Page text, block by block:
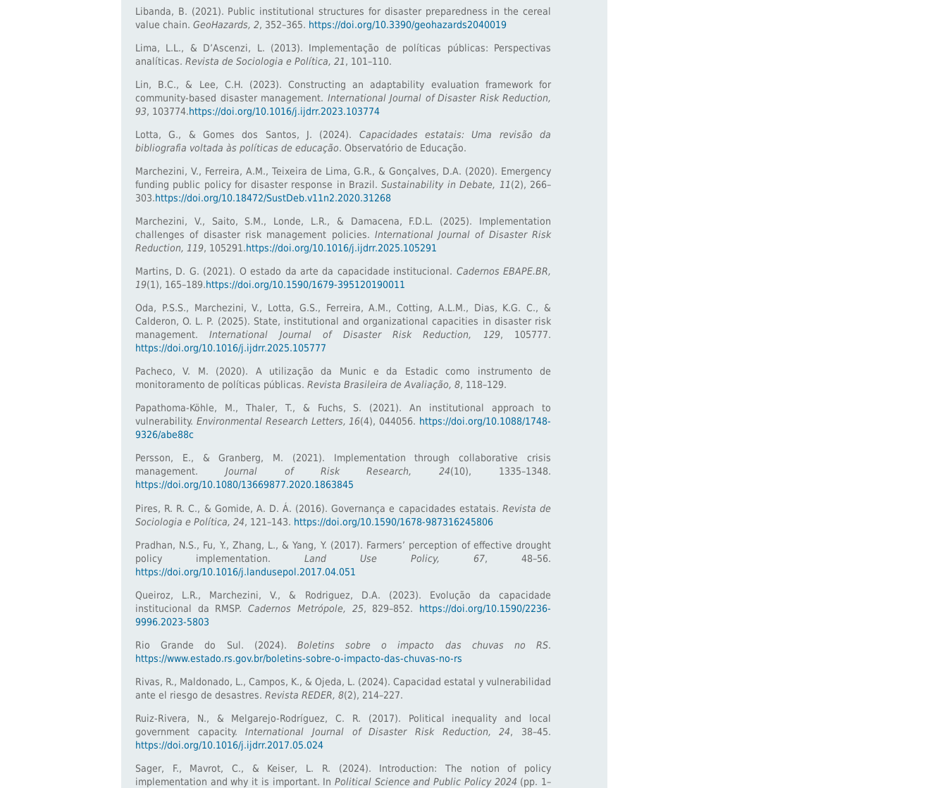
Libanda, B. (2021). Public institutional structures for disaster preparedness in the cereal
value chain. GeoHazards, 2, 352–365. https://doi.org/10.3390/geohazards2040019
Lima, L.L., & D’Ascenzi, L. (2013). Implementação de políticas públicas: Perspectivas
analíticas. Revista de Sociologia e Política, 21, 101–110.
Lin, B.C., & Lee, C.H. (2023). Constructing an adaptability evaluation framework for
community-based disaster management. International Journal of Disaster Risk Reduction,
93, 103774.https://doi.org/10.1016/j.ijdrr.2023.103774
Lotta, G., & Gomes dos Santos, J. (2024). Capacidades estatais: Uma revisão da
bibliografia voltada às políticas de educação. Observatório de Educação.
Marchezini, V., Ferreira, A.M., Teixeira de Lima, G.R., & Gonçalves, D.A. (2020). Emergency
funding public policy for disaster response in Brazil.Sustainability in Debate, 11(2), 266–
303.https://doi.org/10.18472/SustDeb.v11n2.2020.31268
Marchezini, V., Saito, S.M., Londe, L.R., & Damacena, F.D.L. (2025). Implementation
challenges of disaster risk management policies. International Journal of Disaster Risk
Reduction, 119, 105291.https://doi.org/10.1016/j.ijdrr.2025.105291
Martins, D. G. (2021). O estado da arte da capacidade institucional. Cadernos EBAPE.BR,
19(1), 165–189.https://doi.org/10.1590/1679-395120190011
Oda, P.S.S., Marchezini, V., Lotta, G.S., Ferreira, A.M., Cotting, A.L.M., Dias, K.G. C., &
Calderon, O. L. P. (2025). State, institutional and organizational capacities in disaster risk
management.International Journal of Disaster Risk Reduction, 129, 105777.
https://doi.org/10.1016/j.ijdrr.2025.105777
Pacheco, V. M. (2020). A utilização da Munic e da Estadic como instrumento de
monitoramento de políticas públicas. Revista Brasileira de Avaliação, 8, 118–129.
Papathoma-Köhle, M., Thaler, T., & Fuchs, S. (2021). An institutional approach to
vulnerability. Environmental Research Letters, 16(4), 044056. https://doi.org/10.1088/1748-
9326/abe88c
Persson, E., & Granberg, M. (2021). Implementation through collaborative crisis
management. Journal of Risk Research, 24(10), 1335–1348.
https://doi.org/10.1080/13669877.2020.1863845
Pires, R. R. C., & Gomide, A. D. Á. (2016). Governança e capacidades estatais. Revista de
Sociologia e Política, 24, 121–143. https://doi.org/10.1590/1678-987316245806
Pradhan, N.S., Fu, Y., Zhang, L., & Yang, Y. (2017). Farmers’ perception of effective drought
policy implementation. Land Use Policy, 67, 48–56.
https://doi.org/10.1016/j.landusepol.2017.04.051
Queiroz, L.R., Marchezini, V., & Rodriguez, D.A. (2023). Evolução da capacidade
institucional da RMSP.Cadernos Metrópole, 25, 829–852. https://doi.org/10.1590/2236-
9996.2023-5803
Rio Grande do Sul. (2024). Boletins sobre o impacto das chuvas no RS.
https://www.estado.rs.gov.br/boletins-sobre-o-impacto-das-chuvas-no-rs
Rivas, R., Maldonado, L., Campos, K., & Ojeda, L. (2024). Capacidad estatal y vulnerabilidad
ante el riesgo de desastres. Revista REDER, 8(2), 214–227.
Ruiz-Rivera, N., & Melgarejo-Rodríguez, C. R. (2017). Political inequality and local
government capacity.International Journal of Disaster Risk Reduction, 24, 38–45.
https://doi.org/10.1016/j.ijdrr.2017.05.024
Sager, F., Mavrot, C., & Keiser, L. R. (2024). Introduction: The notion of policy
implementation and why it is important. In Political Science and Public Policy 2024 (pp. 1–